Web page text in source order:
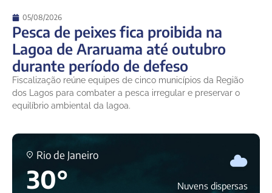
05/08/2026
Pesca de peixes fica proibida na
Lagoa de Araruama até outubro
durante período de defeso
Fiscalização reúne equipes de cinco municípios da Região
dos Lagos para combater a pesca irregular e preservar o
equilíbrio ambiental da lagoa.
Rio de Janeiro
30° Nuvens dispersas